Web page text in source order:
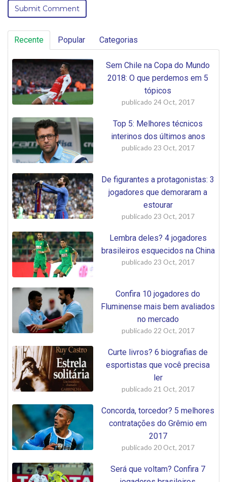
Recente Popular Categorias
Sem Chile na Copa do Mundo
2018: O que perdemos em 5
tópicos
publicado 24 Oct, 2017
Top 5: Melhores técnicos
interinos dos últimos anos
publicado 23 Oct, 2017
De figurantes a protagonistas: 3
jogadores que demoraram a
estourar
publicado 23 Oct, 2017
Lembra deles? 4 jogadores
brasileiros esquecidos na China
publicado 23 Oct, 2017
Confira 10 jogadores do
Fluminense mais bem avaliados
no mercado
publicado 22 Oct, 2017
Curte livros? 6 biografias de
esportistas que você precisa
ler
publicado 21 Oct, 2017
Concorda, torcedor? 5 melhores
contratações do Grêmio em
2017
publicado 20 Oct, 2017
Será que voltam? Confira 7